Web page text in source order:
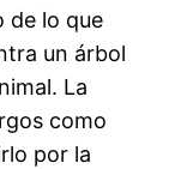
de lo que
un árbol
La
como
por la